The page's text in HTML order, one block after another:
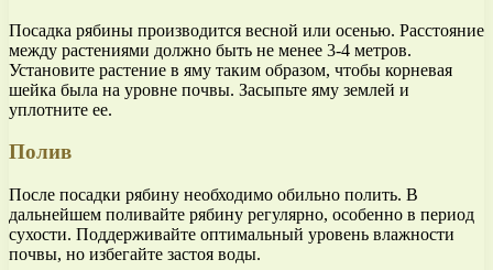
Посадка рябины производится весной или осенью. Расстояние
между растениями должно быть не менее 3-4 метров.
Установите растение в яму таким образом, чтобы корневая
шейка была на уровне почвы. Засыпьте яму землей и
уплотните ее.
Полив
После посадки рябину необходимо обильно полить. В
дальнейшем поливайте рябину регулярно, особенно в период
сухости. Поддерживайте оптимальный уровень влажности
почвы, но избегайте застоя воды.